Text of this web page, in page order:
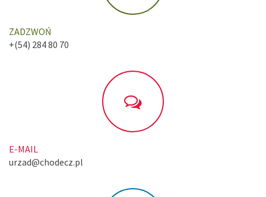
ZADZWOŃ
+(54) 284 80 70
E-MAIL
urzad@chodecz.pl